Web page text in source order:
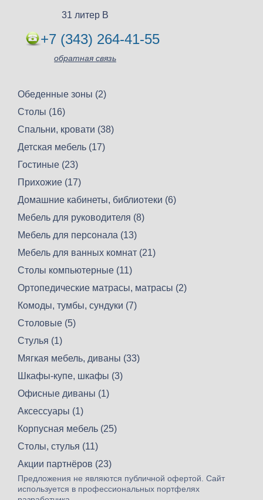
31 литер В
+7 (343) 264-41-55
обратная связь
Обеденные зоны (2)
Столы (16)
Спальни, кровати (38)
Детская мебель (17)
Гостиные (23)
Прихожие (17)
Домашние кабинеты, библиотеки (6)
Мебель для руководителя (8)
Мебель для персонала (13)
Мебель для ванных комнат (21)
Столы компьютерные (11)
Ортопедические матрасы, матрасы (2)
Комоды, тумбы, сундуки (7)
Столовые (5)
Стулья (1)
Мягкая мебель, диваны (33)
Шкафы-купе, шкафы (3)
Офисные диваны (1)
Аксессуары (1)
Корпусная мебель (25)
Столы, стулья (11)
Акции партнёров (23)
Предложения не являются публичной офертой. Сайт
используется в профессиональных портфелях